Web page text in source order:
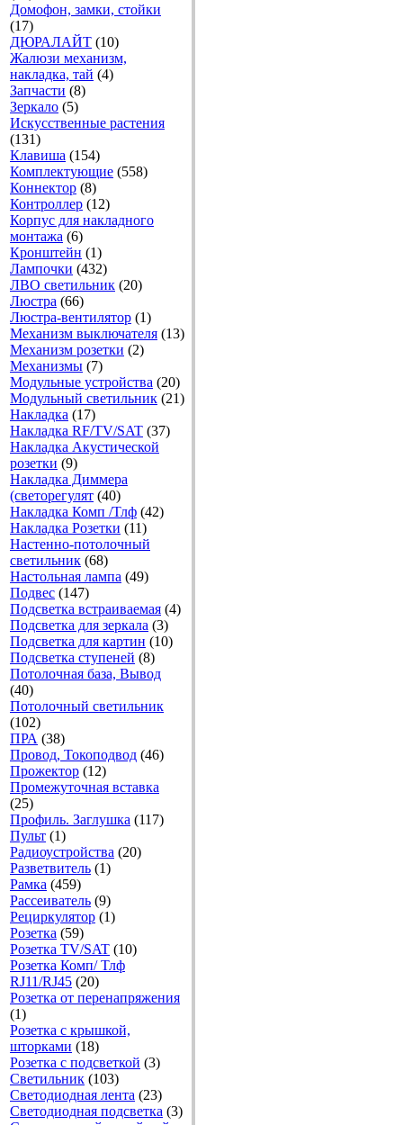
Домофон, замки, стойки
(17)
ДЮРАЛАЙТ (10)
Жалюзи механизм,
накладка, тай (4)
Запчасти (8)
Зеркало (5)
Искусственные растения
(131)
Клавиша (154)
Комплектующие (558)
Коннектор (8)
Контроллер (12)
Корпус для накладного
монтажа (6)
Кронштейн (1)
Лампочки (432)
ЛВО светильник (20)
Люстра (66)
Люстра-вентилятор (1)
Механизм выключателя (13)
Механизм розетки (2)
Механизмы (7)
Модульные устройства (20)
Модульный светильник (21)
Накладка (17)
Накладка RF/TV/SAT (37)
Накладка Акустической
розетки (9)
Накладка Диммера
(светорегулят (40)
Накладка Комп /Тлф (42)
Накладка Розетки (11)
Настенно-потолочный
светильник (68)
Настольная лампа (49)
Подвес (147)
Подсветка встраиваемая (4)
Подсветка для зеркала (3)
Подсветка для картин (10)
Подсветка ступеней (8)
Потолочная база, Вывод
(40)
Потолочный светильник
(102)
ПРА (38)
Провод, Токоподвод (46)
Прожектор (12)
Промежуточная вставка
(25)
Профиль. Заглушка (117)
Пульт (1)
Радиоустройства (20)
Разветвитель (1)
Рамка (459)
Рассеиватель (9)
Рециркулятор (1)
Розетка (59)
Розетка TV/SAT (10)
Розетка Комп/ Тлф
RJ11/RJ45 (20)
Розетка от перенапряжения
(1)
Розетка с крышкой,
шторками (18)
Розетка с подсветкой (3)
Светильник (103)
Светодиодная лента (23)
Светодиодная подсветка (3)